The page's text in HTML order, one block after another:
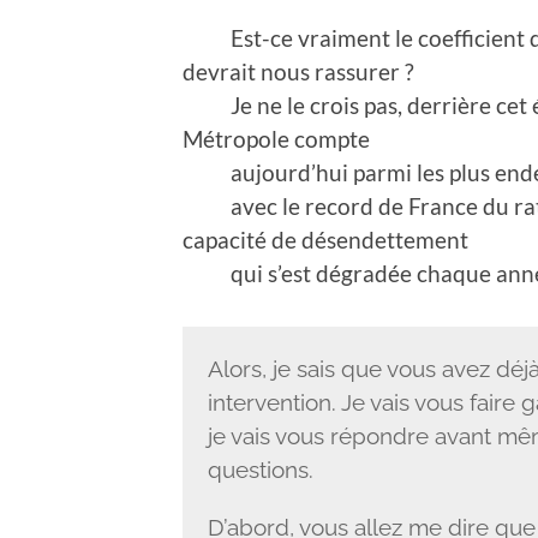
Est-ce vraiment le coefficient
devrait nous rassurer ?
Je ne le crois pas, derrière cet
Métropole compte
aujourd’hui parmi les plus
avec le record de France du
capacité de désendettement
qui s’est dégradée chaque
Alors, je sais que vous avez
intervention. Je vais vous faire
je vais vous répondre avant
questions.
D’abord, vous allez me dire